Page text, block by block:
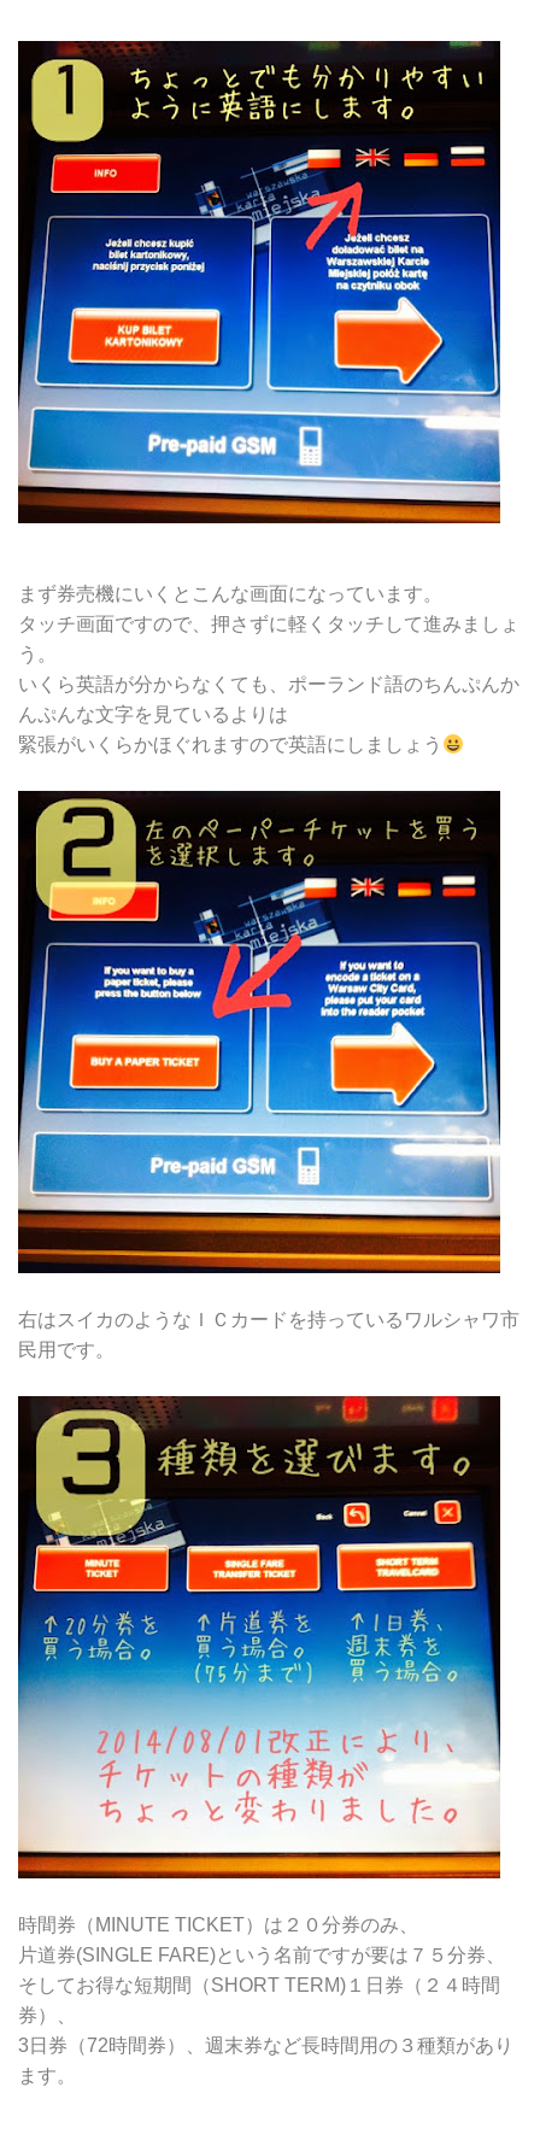
まず券売機にいくとこんな画面になっています。
タッチ画面ですので、押さずに軽くタッチして進みましょ
う。
いくら英語が分からなくても、ポーランド語のちんぷんか
んぷんな文字を見ているよりは
緊張がいくらかほぐれますので英語にしましょう
右はスイカのようなＩＣカードを持っているワルシャワ市
民用です。
時間券（MINUTE TICKET）は２０分券のみ、
片道券(SINGLE FARE)という名前ですが要は７５分券、
そしてお得な短期間（SHORT TERM)１日券（２４時間
券）、
3日券（72時間券）、週末券など長時間用の３種類があり
ます。